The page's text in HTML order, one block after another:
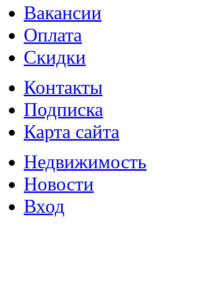
Вакансии
Оплата
Скидки
Контакты
Подписка
Карта сайта
Недвижимость
Новости
Вход